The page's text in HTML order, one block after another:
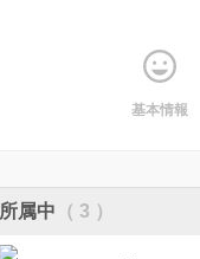
基本情報
所属中 （ 3 ）